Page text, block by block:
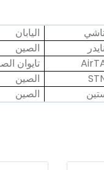
اليابان
الصين
تايوان
الصين
الصين